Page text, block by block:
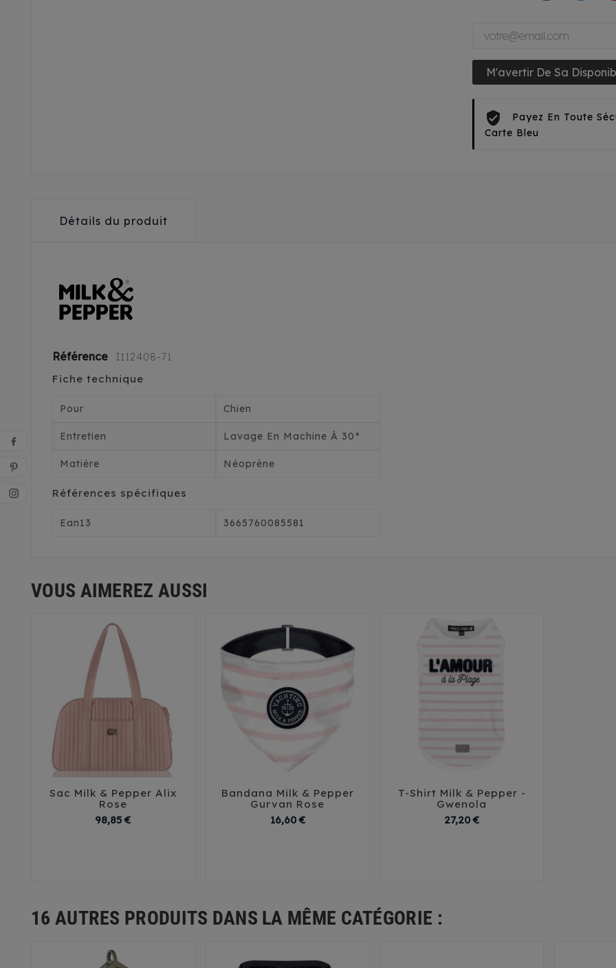
M'avertir De Sa
Payez En Toute
Carte Bleu
Détails du produit
Référence I112408-71
Fiche technique
Pour Chien
Entretien Lavage En Machine À 30°
Matière Néoprène
Références spécifiques
Ean13 3665760085581
VOUS AIMEREZ AUSSI

Sac Milk & Pepper Alix
Rose
98,85 €Prix
  
Bandana Milk & Pepper
Gurvan Rose
16,60 €Prix
 
T-Shirt Milk & Pepper -
Gwenola
27,20 €Prix
16 AUTRES PRODUITS DANS LA MÊME CATÉGORIE :